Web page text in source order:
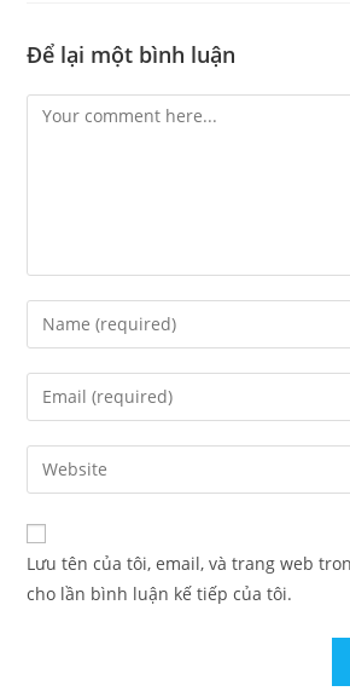
Để lại một bình luận
Lưu tên của tôi, email, và trang web
cho lần bình luận kế tiếp của tôi.